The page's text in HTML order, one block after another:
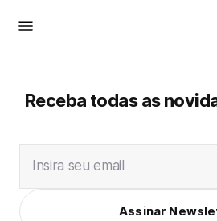
Receba todas as
Insira seu email
Assinar